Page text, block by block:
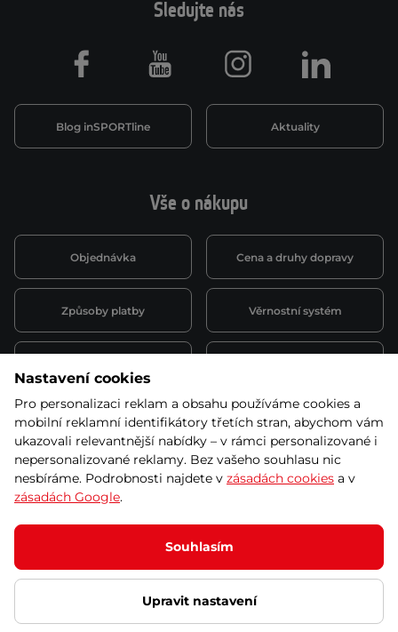
Vše o nákupu
Objednávka Cena a druhy dopravy
Způsoby platby Věrnostní systém
Půjčovna
obchodní podmínky
Kariéra
Sledujte nás
Blog inSPORTline Aktuality
Facebook Youtube Instagram LinkedIn
© 2026 SEVEN SPORT s.r.o Všechna práva vyhrazena
Podle zákona o evidenci tržeb je prodávající povinen vystavit
kupujícímu účtenku.
Zároveň je povinen zaevidovat přijatou tržbu u správce daně online; v
případě technického výpadku pak nejpozději do 48 hodin.
Ochrana osobních údajů Nastavení cookies Vnitřní oznamovací
systém Prohlášení přístupnosti
Nastavení cookies
Pro personalizaci reklam a obsahu používáme cookies a
mobilní reklamní identifikátory třetích stran, abychom vám
ukazovali relevantnější nabídky – v rámci personalizované i
nepersonalizované reklamy. Bez vašeho souhlasu nic
nesbíráme. Podrobnosti najdete v zásadách cookies a v
zásadách Google.
Souhlasím
Upravit nastavení